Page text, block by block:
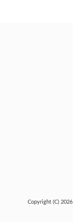
Copyright (C) 2026